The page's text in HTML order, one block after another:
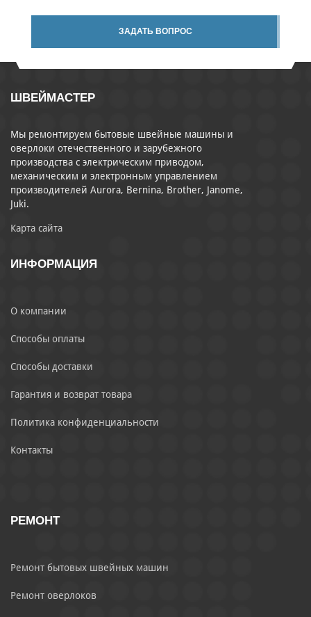
ЗАДАТЬ ВОПРОС
ШВЕЙМАСТЕР
Мы ремонтируем бытовые швейные машины и
оверлоки отечественного и зарубежного
производства с электрическим приводом,
механическим и электронным управлением
производителей Aurora, Bernina, Brother, Janome,
Juki.
Карта сайта
ИНФОРМАЦИЯ
О компании
Способы оплаты
Способы доставки
Гарантия и возврат товара
Политика конфиденциальности
Контакты
РЕМОНТ
Ремонт бытовых швейных машин
Ремонт оверлоков